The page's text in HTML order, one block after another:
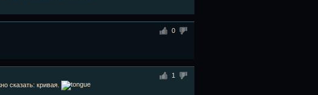
0
1
сказать: кривая.